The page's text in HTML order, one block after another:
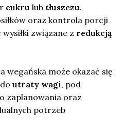
cukru lub tłuszczu.
oraz kontrola porcji
związane z redukcją
wegańska może okazać się
utraty wagi, pod
zaplanowania oraz
potrzeb